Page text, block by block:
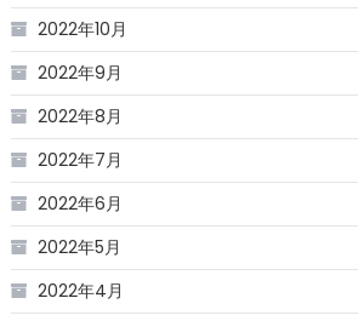
2022年10月
2022年9月
2022年8月
2022年7月
2022年6月
2022年5月
2022年4月